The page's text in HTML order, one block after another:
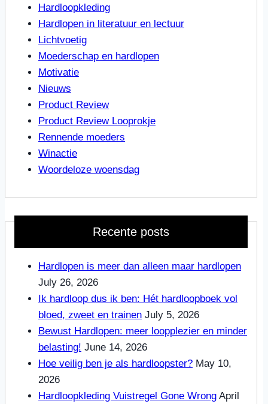
Hardloopkleding
Hardlopen in literatuur en lectuur
Lichtvoetig
Moederschap en hardlopen
Motivatie
Nieuws
Product Review
Product Review Looprokje
Rennende moeders
Winactie
Woordeloze woensdag
Recente posts
Hardlopen is meer dan alleen maar hardlopen
July 26, 2026
Ik hardloop dus ik ben: Hét hardloopboek vol
bloed, zweet en trainen July 5, 2026
Bewust Hardlopen: meer loopplezier en minder
belasting! June 14, 2026
Hoe veilig ben je als hardloopster? May 10,
2026
Hardloopkleding Vuistregel Gone Wrong April